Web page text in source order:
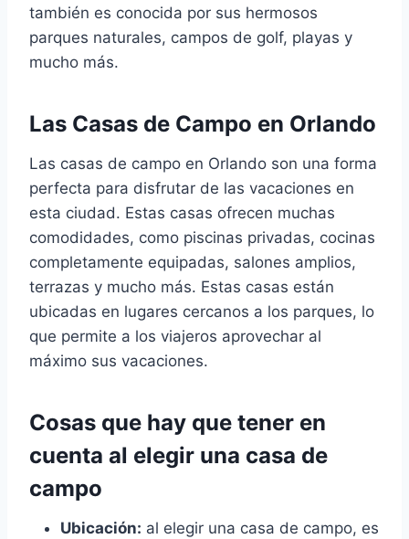
también es conocida por sus hermosos
parques naturales, campos de golf, playas y
mucho más.
Las Casas de Campo en Orlando
Las casas de campo en Orlando son una forma
perfecta para disfrutar de las vacaciones en
esta ciudad. Estas casas ofrecen muchas
comodidades, como piscinas privadas, cocinas
completamente equipadas, salones amplios,
terrazas y mucho más. Estas casas están
ubicadas en lugares cercanos a los parques, lo
que permite a los viajeros aprovechar al
máximo sus vacaciones.
Cosas que hay que tener en
cuenta al elegir una casa de
campo
Ubicación: al elegir una casa de campo, es